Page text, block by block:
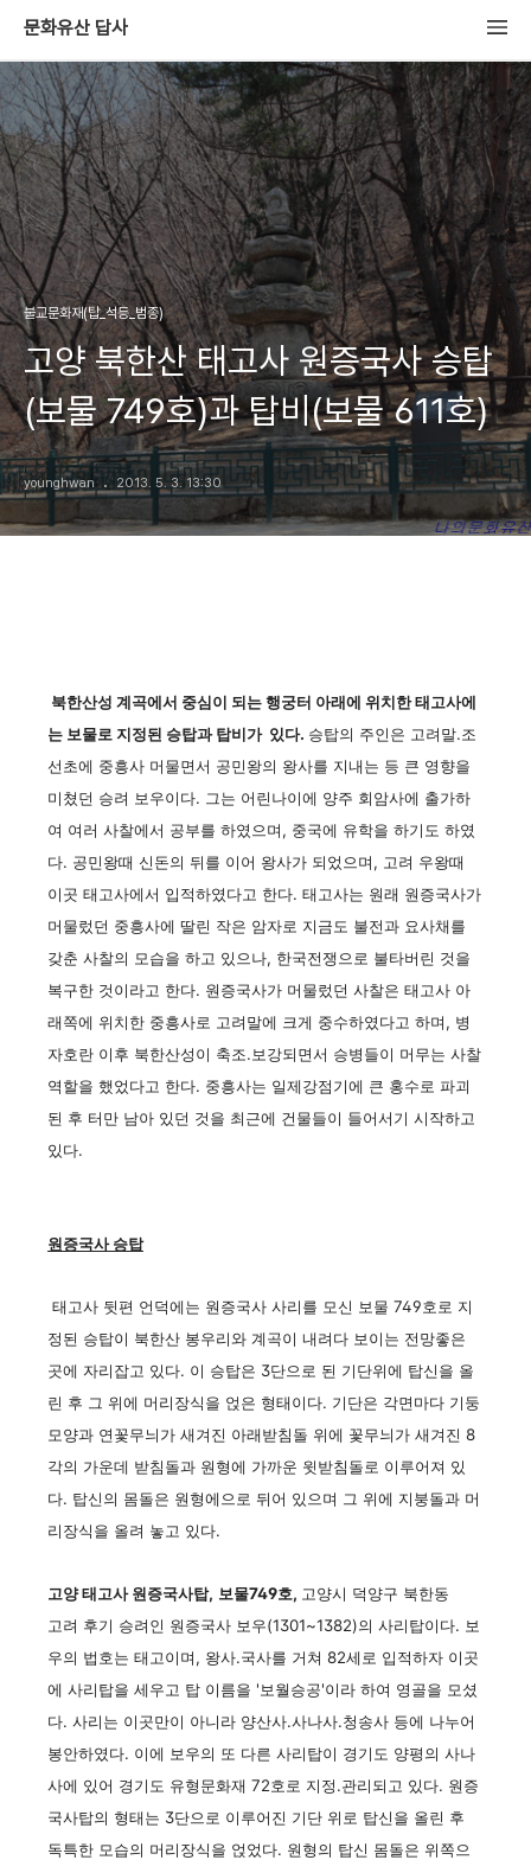
문화유산 답사
불교문화재(탑_석등_범종)
고양 북한산 태고사 원증국사 승탑
(보물 749호)과 탑비(보물 611호)
younghwan 2013. 5. 3. 13:30
북한산성 계곡에서 중심이 되는 행궁터 아래에 위치한 태고사에
는 보물로 지정된 승탑과 탑비가 있다. 승탑의 주인은 고려말.조
선초에 중흥사 머물면서 공민왕의 왕사를 지내는 등 큰 영향을
미쳤던 승려 보우이다. 그는 어린나이에 양주 회암사에 출가하
여 여러 사찰에서 공부를 하였으며, 중국에 유학을 하기도 하였
다. 공민왕때 신돈의 뒤를 이어 왕사가 되었으며, 고려 우왕때
이곳 태고사에서 입적하였다고 한다. 태고사는 원래 원증국사가
머물렀던 중흥사에 딸린 작은 암자로 지금도 불전과 요사채를
갖춘 사찰의 모습을 하고 있으나, 한국전쟁으로 불타버린 것을
복구한 것이라고 한다. 원증국사가 머물렀던 사찰은 태고사 아
래쪽에 위치한 중흥사로 고려말에 크게 중수하였다고 하며, 병
자호란 이후 북한산성이 축조.보강되면서 승병들이 머무는 사찰
역할을 했었다고 한다. 중흥사는 일제강점기에 큰 홍수로 파괴
된 후 터만 남아 있던 것을 최근에 건물들이 들어서기 시작하고
있다.
원증국사 승탑
태고사 뒷편 언덕에는 원증국사 사리를 모신 보물 749호로 지
정된 승탑이 북한산 봉우리와 계곡이 내려다 보이는 전망좋은
곳에 자리잡고 있다. 이 승탑은 3단으로 된 기단위에 탑신을 올
린 후 그 위에 머리장식을 얹은 형태이다. 기단은 각면마다 기둥
모양과 연꽃무늬가 새겨진 아래받침돌 위에 꽃무늬가 새겨진 8
각의 가운데 받침돌과 원형에 가까운 윗받침돌로 이루어져 있
다. 탑신의 몸돌은 원형에으로 뒤어 있으며 그 위에 지붕돌과 머
리장식을 올려 놓고 있다.
고양 태고사 원증국사탑, 보물749호, 고양시 덕양구 북한동
고려 후기 승려인 원증국사 보우(1301~1382)의 사리탑이다. 보
우의 법호는 태고이며, 왕사.국사를 거쳐 82세로 입적하자 이곳
에 사리탑을 세우고 탑 이름을 '보월승공'이라 하여 영골을 모셨
다. 사리는 이곳만이 아니라 양산사.사나사.청송사 등에 나누어
봉안하였다. 이에 보우의 또 다른 사리탑이 경기도 양평의 사나
사에 있어 경기도 유형문화재 72호로 지정.관리되고 있다. 원증
국사탑의 형태는 3단으로 이루어진 기단 위로 탑신을 올린 후
독특한 모습의 머리장식을 얹었다. 원형의 탑신 몸돌은 위쪽으